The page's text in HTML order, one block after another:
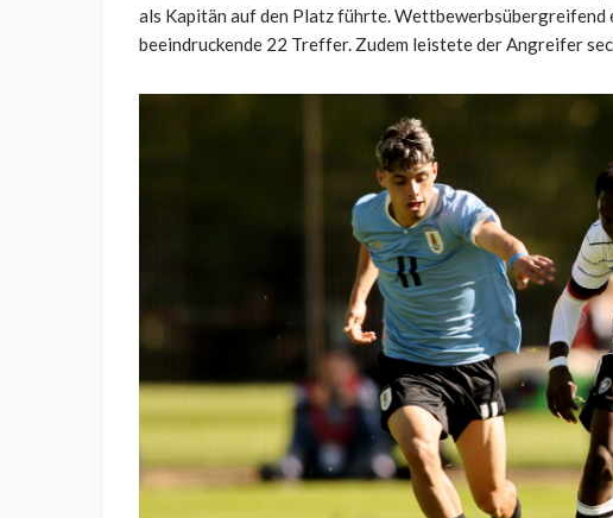
als Kapitän auf den Platz führte.
beeindruckende 22 Treffer. Zudem leistete der Angreifer